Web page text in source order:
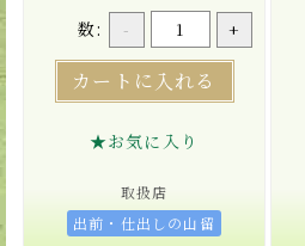
数: - +
カートに入れる
★お気に入り
取扱店
出前・仕出しの山留